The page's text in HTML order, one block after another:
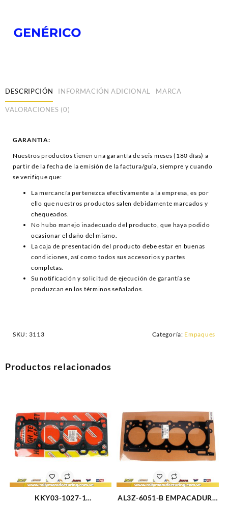
DESCRIPCIÓN INFORMACIÓN ADICIONAL MARCA
VALORACIONES (0)
GARANTIA:
Nuestros productos tienen una garantía de seis meses (180 días) a
partir de la fecha de la emisión de la factura/guía, siempre y cuando
se verifique que:
La mercancía pertenezca efectivamente a la empresa, es por
ello que nuestros productos salen debidamente marcados y
chequeados.
No hubo manejo inadecuado del producto, que haya podido
ocasionar el daño del mismo.
La caja de presentación del producto debe estar en buenas
condiciones, así como todos sus accesorios y partes
completas.
Su notificación y solicitud de ejecución de garantía se
produzcan en los términos señalados.
SKU: 3113 Categoría: Empaques
Productos relacionados
KKY03-1027-1
AL3Z-6051-B EMPACADURA